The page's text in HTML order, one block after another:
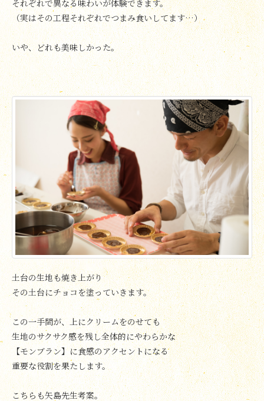
それぞれで異なる味わいが体験できます。
（実はその工程それぞれでつまみ食いしてます…）
いや、どれも美味しかった。
土台の生地も焼き上がり
その土台にチョコを塗っていきます。
この一手間が、上にクリームをのせても
生地のサクサク感を残し全体的にやわらかな
【モンブラン】に食感のアクセントになる
重要な役割を果たします。
こちらも矢島先生考案。